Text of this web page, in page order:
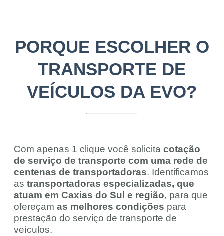
PORQUE ESCOLHER O
TRANSPORTE DE
VEÍCULOS DA EVO?
Com apenas 1 clique você solicita cotação
de serviço de transporte com uma rede de
centenas de transportadoras. Identificamos
as transportadoras especializadas, que
atuam em Caxias do Sul e região, para que
ofereçam as melhores condições para
prestação do serviço de transporte de
veículos.